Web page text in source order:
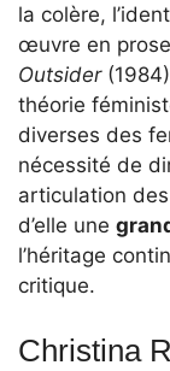
la colère,
œuvre en
Outsider
théorie
diverses des
nécessité de
articulation
d’elle une
l’héritage
critique.
Christina